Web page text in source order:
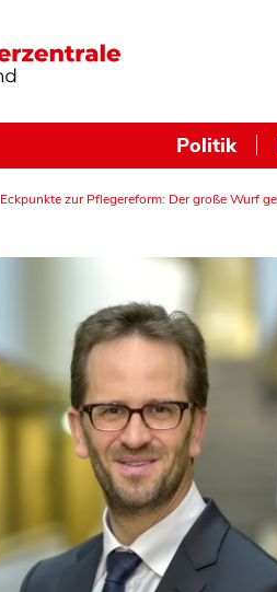
Politik
Eckpunkte zur Pflegereform: Der große Wurf